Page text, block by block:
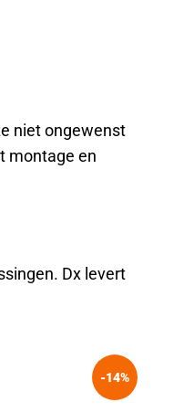
niet ongewenst
montage en
Dx levert
-14%